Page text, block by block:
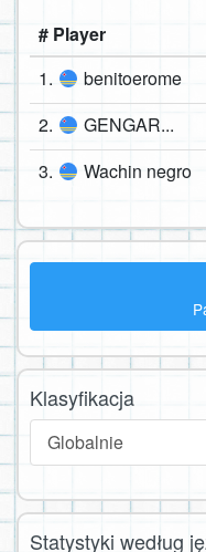
# Player
1.
benitoerome
2. GENGAR...
3. Wachin negro
Klasyfikacja
Globalnie
Statystyki według